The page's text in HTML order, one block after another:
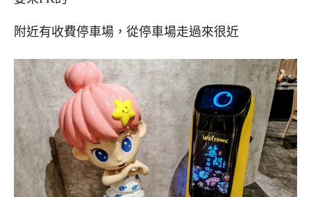
附近有收費停車場，從停車場走過來很近